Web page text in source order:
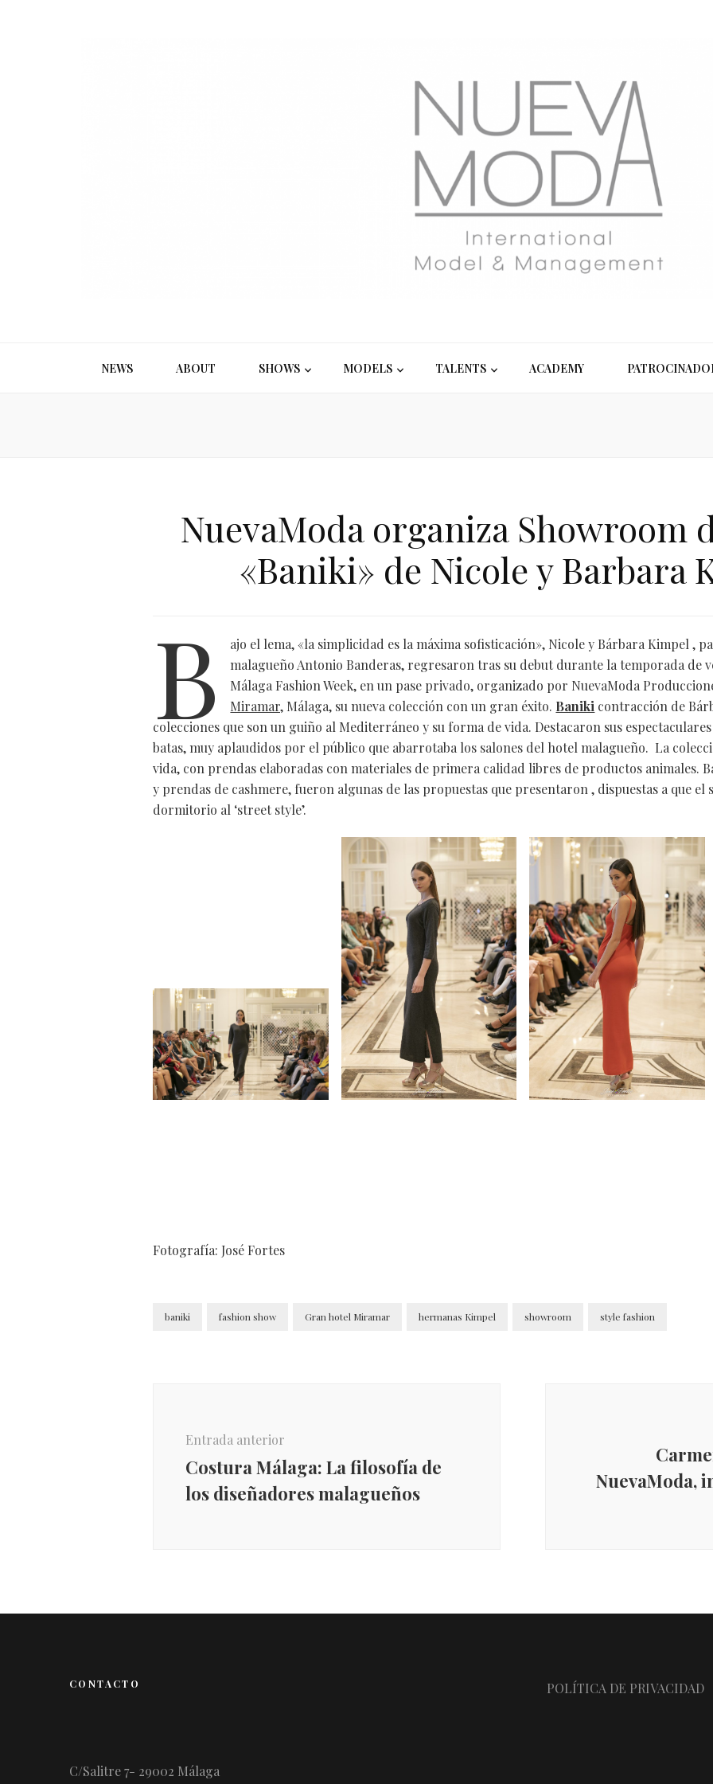
NEWS ABOUT SHOWS MODELS TALENTS ACADEMY
NuevaModa organiza Showroom
«Baniki» de Nicole y Barbara
B
ajo el lema, «la simplicidad es la máxima sofisticación», Nicole y Bárbara Kimpel ,
malagueño Antonio Banderas, regresaron tras su debut durante la temporada de
Málaga Fashion Week, en un pase privado, organizado por NuevaModa
Miramar, Málaga, su nueva colección con un gran éxito. Baniki contracción de
colecciones que son un guiño al Mediterráneo y su forma de vida. Destacaron sus
batas, muy aplaudidos por el público que abarrotaba los salones del hotel malagueño. La
vida, con prendas elaboradas con materiales de primera calidad libres de productos animales.
y prendas de cashmere, fueron algunas de las propuestas que presentaron , dispuestas a que el
dormitorio al ‘street style’.
Fotografía: José Fortes
baniki fashion show Gran hotel Miramar hermanas Kimpel showroom style fashion
entradas
Entrada anterior
Costura Málaga: La filosofía de
los diseñadores malagueños
NuevaModa,
CONTACTO
C/Salitre 7- 29002 Málaga
POLÍTICA DE PRIVACIDAD